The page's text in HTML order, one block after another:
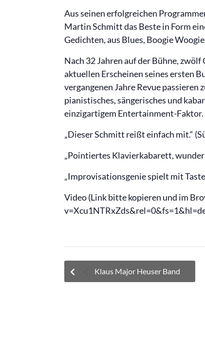
Aus seinen erfolgreichen
Martin Schmitt das Beste in Form
Gedichten, aus Blues, Boogie
Nach 32 Jahren auf der Bühne,
aktuellen Erscheinen seines ersten
vergangenen Jahre Revue
pianistisches, sängerisches und
einzigartigem Entertainment-Faktor.
„Dieser Schmitt reißt einfach mit.“
„Pointiertes Klavierkabarett,
„Improvisationsgenie spielt mit
Video (Link bitte kopieren und im
Klaus Major Heuser Band